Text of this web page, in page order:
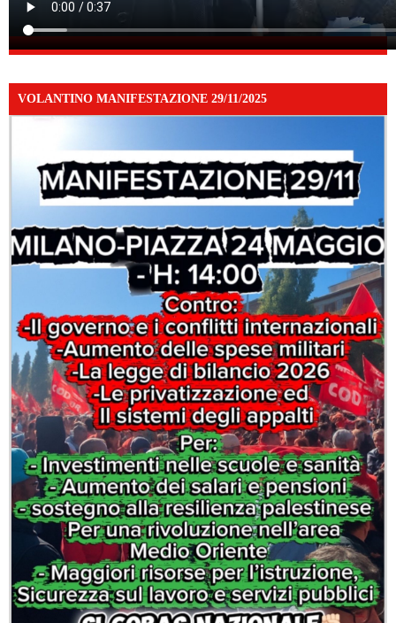
VOLANTINO MANIFESTAZIONE 29/11/2025